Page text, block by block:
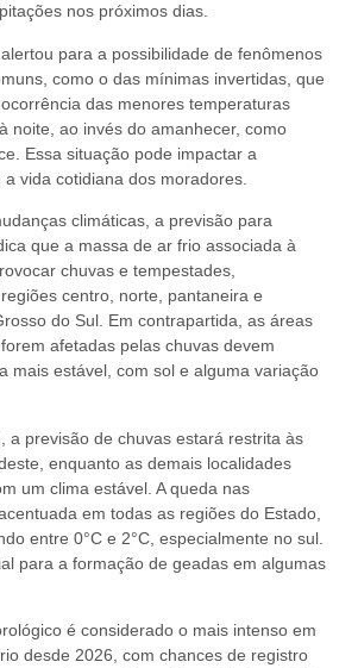
nos próximos dias.
para a possibilidade de fenômenos
como o das mínimas invertidas, que
das menores temperaturas
noite, ao invés do amanhecer, como
Essa situação pode impactar a
vida cotidiana dos moradores.
climáticas, a previsão para
que a massa de ar frio associada à
chuvas e tempestades,
centro, norte, pantaneira e
do Sul. Em contrapartida, as áreas
afetadas pelas chuvas devem
mais estável, com sol e alguma variação
a previsão de chuvas estará restrita às
enquanto as demais localidades
um clima estável. A queda nas
em todas as regiões do Estado,
entre 0°C e 2°C, especialmente no sul.
para a formação de geadas em algumas
é considerado o mais intenso em
desde 2026, com chances de registro